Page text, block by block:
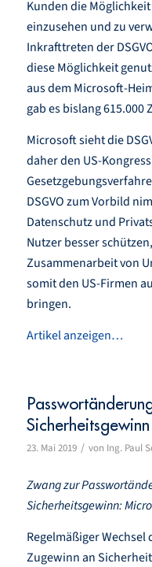
Kunden die
einzusehen und zu
Inkrafttreten der
diese Möglichkeit
aus dem Microsoft-
gab es bislang 615.000
Microsoft sieht die
daher den US-
DSGVO zum Vorbild
Datenschutz und
Nutzer besser
Zusammenarbeit von
somit den US-Firmen
bringen.
Artikel anzeigen…
Sicherheitsgewinn
23. Mai 2019 / von Ing. Paul
Zwang zur
Sicherheitsgewinn:
Regelmäßiger
Zugewinn an